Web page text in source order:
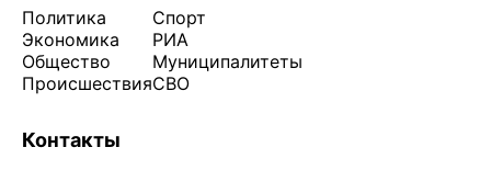
Политика
Экономика
Общество
Происшествия
Спорт
РИА
Муниципалитеты
СВО
Контакты